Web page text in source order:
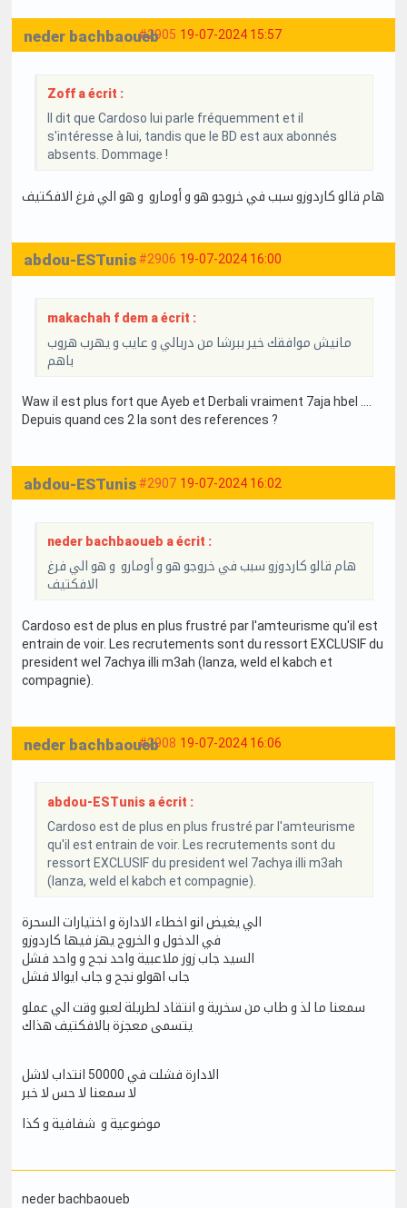
#2905 19-07-2024 15:57
neder bachbaoueb
Zoff a écrit :
Il dit que Cardoso lui parle fréquemment et il
s'intéresse à lui, tandis que le BD est aux abonnés
absents. Dommage !
هام قالو كاردوزو سبب في خروجو هو و أومارو و هو الي فرغ الافكتيف
#2906 19-07-2024 16:00
abdou-ESTunis
makachah f dem a écrit :
مانيش موافقك خير ببرشا من دربالي و عايب و يهرب هروب
باهم
Waw il est plus fort que Ayeb et Derbali vraiment 7aja hbel ....
Depuis quand ces 2 la sont des references ?
#2907 19-07-2024 16:02
abdou-ESTunis
neder bachbaoueb a écrit :
هام قالو كاردوزو سبب في خروجو هو و أومارو و هو الي فرغ
الافكتيف
Cardoso est de plus en plus frustré par l'amteurisme qu'il est
entrain de voir. Les recrutements sont du ressort EXCLUSIF du
president wel 7achya illi m3ah (lanza, weld el kabch et
compagnie).
#2908 19-07-2024 16:06
neder bachbaoueb
abdou-ESTunis a écrit :
Cardoso est de plus en plus frustré par l'amteurisme
qu'il est entrain de voir. Les recrutements sont du
ressort EXCLUSIF du president wel 7achya illi m3ah
(lanza, weld el kabch et compagnie).
الي يغيض انو اخطاء الادارة و اختيارات السحرة
في الدخول و الخروج يهز فيها كاردوزو
السيد جاب زوز ملاعبية واحد نجح و واحد فشل
جاب اهولو نجح و جاب ايوالا فشل
سمعنا ما لذ و طاب من سخرية و انتقاد لطريلة لعبو وقت الي عملو
يتسمى معجزة بالافكتيف هذاك
الادارة فشلت في 50000 انتداب لاشل
لا سمعنا لا حس لا خبر
موضوعية و شفافية و كذا
neder bachbaoueb